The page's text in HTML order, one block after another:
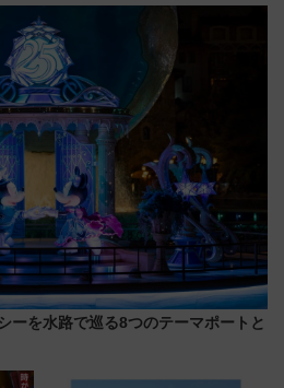
探
由と交通アクセス術、ライブ会
場に何を求める？
ーを水路で巡る8つのテーマポートと